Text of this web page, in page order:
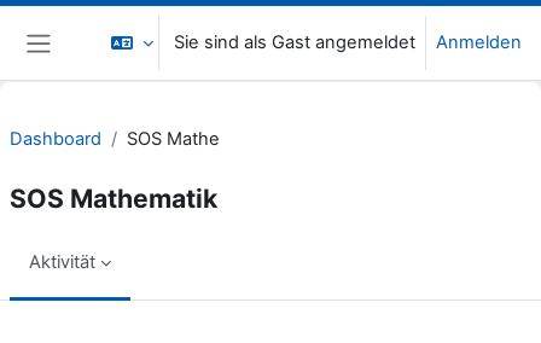
Zum Hauptinhalt
Website-Übersicht
Sie sind als Gast angemeldet Anmelden
Dashboard SOS Mathe
SOS Mathematik
Aktivität